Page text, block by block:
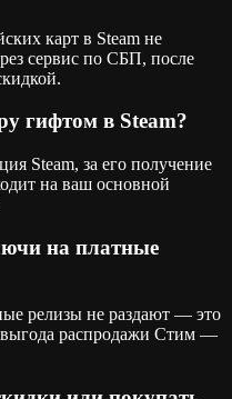
карт в Steam не
сервис по СБП, после
гифтом в Steam?
Steam, за его получение
на ваш основной
на платные
релизы не раздают — это
распродажи Стим —